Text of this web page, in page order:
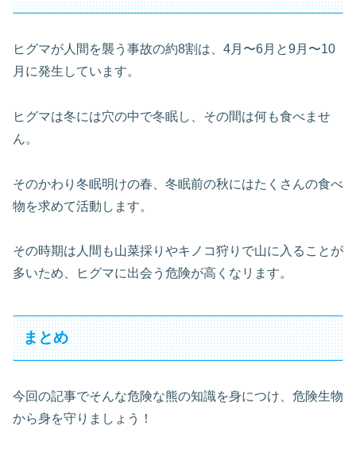
ヒグマが人間を襲う事故の約8割は、4月〜6月と9月〜10
月に発生しています。
ヒグマは冬には穴の中で冬眠し、その間は何も食べませ
ん。
そのかわり冬眠明けの春、冬眠前の秋にはたくさんの食べ
物を求めて活動します。
その時期は人間も山菜採りやキノコ狩りで山に入ることが
多いため、ヒグマに出会う危険が高くなリます。
まとめ
今回の記事でそんな危険な熊の知識を身につけ、危険生物
から身を守りましょう！